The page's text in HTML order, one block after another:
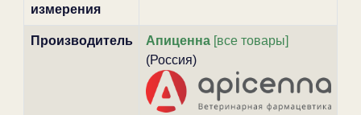
измерения
Производитель Апиценна[все товары]
(Россия)